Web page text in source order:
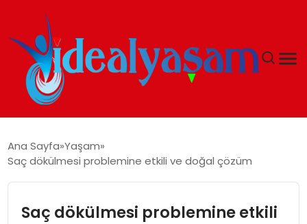
GÜNDEM
EKONOMI
Ana Sayfa Yaşam
Saç dökülmesi problemine etkili ve doğal çözüm
Saç dökülmesi problemine etkili